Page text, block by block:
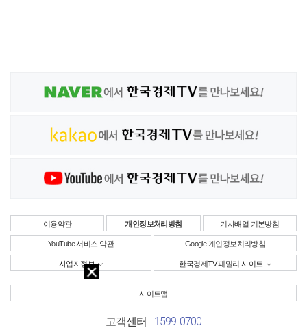
이용약관 개인정보처리방침 기사배열 기본방침
YouTube 서비스 약관 Google 개인정보처리방침
사업자정보 한국경제TV 패밀리 사이트
사이트맵
고객센터 1599-0700